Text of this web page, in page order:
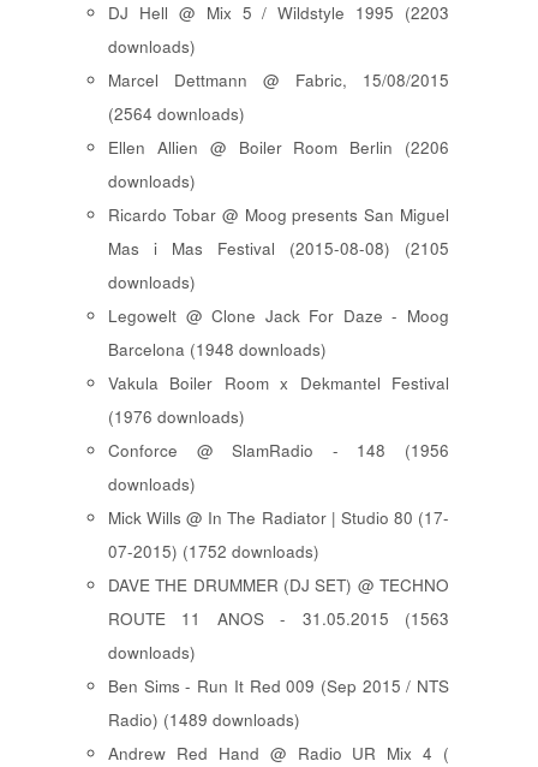
DJ Hell @ Mix 5 / Wildstyle 1995 (2203
downloads)
Marcel Dettmann @ Fabric, 15/08/2015
(2564 downloads)
Ellen Allien @ Boiler Room Berlin (2206
downloads)
Ricardo Tobar @ Moog presents San Miguel
Mas i Mas Festival (2015-08-08) (2105
downloads)
Legowelt @ Clone Jack For Daze - Moog
Barcelona (1948 downloads)
Vakula Boiler Room x Dekmantel Festival
(1976 downloads)
Conforce @ SlamRadio - 148 (1956
downloads)
Mick Wills @ In The Radiator | Studio 80 (17-
07-2015) (1752 downloads)
DAVE THE DRUMMER (DJ SET) @ TECHNO
ROUTE 11 ANOS - 31.05.2015 (1563
downloads)
Ben Sims - Run It Red 009 (Sep 2015 / NTS
Radio) (1489 downloads)
Andrew Red Hand @ Radio UR Mix 4 (